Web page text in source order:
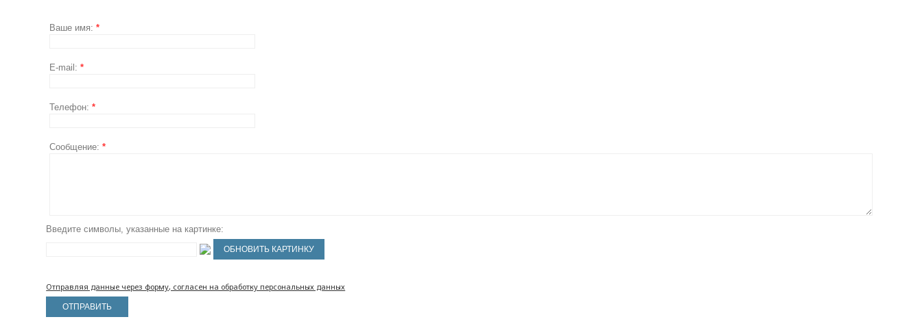
Ваше имя:*
E-mail:*
Телефон:*
Сообщение:*
Введите символы, указанные на картинке:
Отправляя данные через форму, согласен на обработку персональных данных